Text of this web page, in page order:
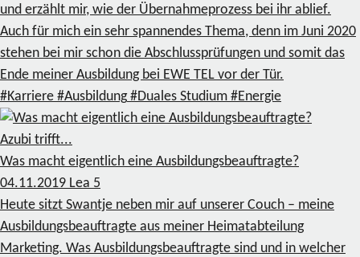
und erzählt mir, wie der Übernahmeprozess bei ihr ablief.
Auch für mich ein sehr spannendes Thema, denn im Juni 2020
stehen bei mir schon die Abschlussprüfungen und somit das
Ende meiner Ausbildung bei EWE TEL vor der Tür.
#Karriere #Ausbildung #Duales Studium #Energie
Azubi trifft...
Was macht eigentlich eine Ausbildungsbeauftragte?
04.11.2019 Lea 5
Heute sitzt Swantje neben mir auf unserer Couch – meine
Ausbildungsbeauftragte aus meiner Heimatabteilung
Marketing. Was Ausbildungsbeauftragte sind und in welcher